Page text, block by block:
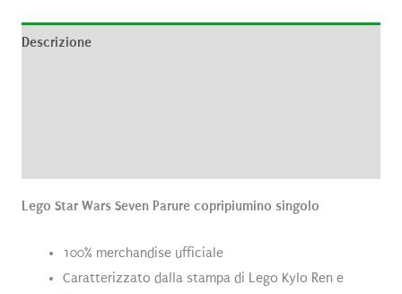
Descrizione
Lego Star Wars Seven Parure copripiumino singolo
100% merchandise ufficiale
Caratterizzato dalla stampa di Lego Kylo Ren e